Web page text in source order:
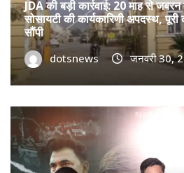
JDA की बड़ी कार्रवाई: 20 माह से
सोसायटी की कार्यकारिणी अपदस्थ, पूरी
सौंपी
dotsnews जनवरी 30,